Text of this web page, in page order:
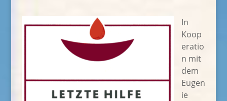
In
Koop
eratio
n mit
dem
Eugen
ie